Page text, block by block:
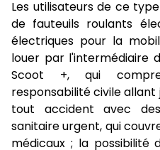
Les utilisateurs de ce
de fauteuils roulants
électriques pour la
louer par l'intermédiaire
Scoot +, qui
responsabilité civile allant
tout accident avec
sanitaire urgent, qui
médicaux ; la possibilité